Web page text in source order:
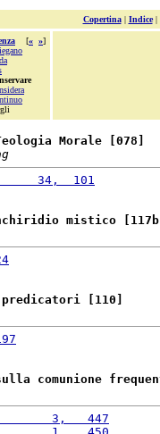
Copertina| Indice|
[« »]
Morale [078]
34,  101
mistico [117b]
[110]
comunione
3,   447